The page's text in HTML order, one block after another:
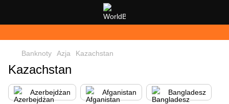
Banknoty Azja Kazachstan
Kazachstan
Azerbejdżan Afganistan Bangladesz